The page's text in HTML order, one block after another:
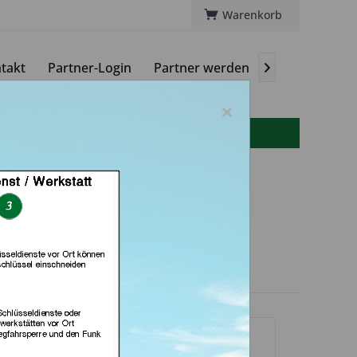
Warenkorb
Partner-Login Partner werden 
(in Grevenbroich)
×